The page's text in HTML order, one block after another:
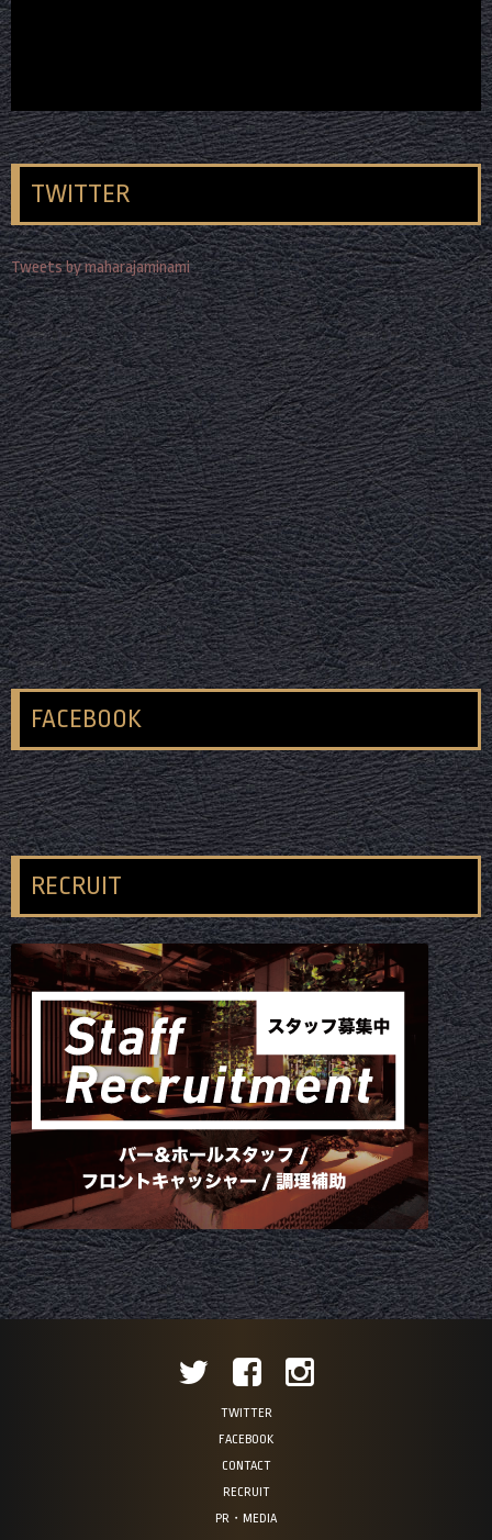
TWITTER
Tweets by maharajaminami
FACEBOOK
RECRUIT
TWITTER
FACEBOOK
CONTACT
RECRUIT
PR・MEDIA